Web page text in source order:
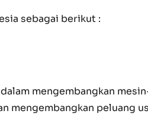
sebagai berikut :
mengembangkan
mengembangkan peluang